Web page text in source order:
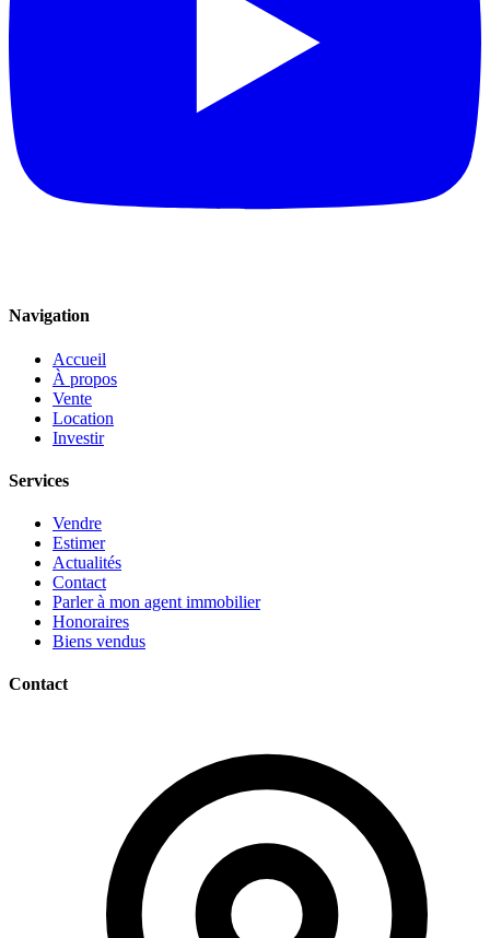
Navigation
Accueil
À propos
Vente
Location
Investir
Services
Vendre
Estimer
Actualités
Contact
Parler à mon agent immobilier
Honoraires
Biens vendus
Contact